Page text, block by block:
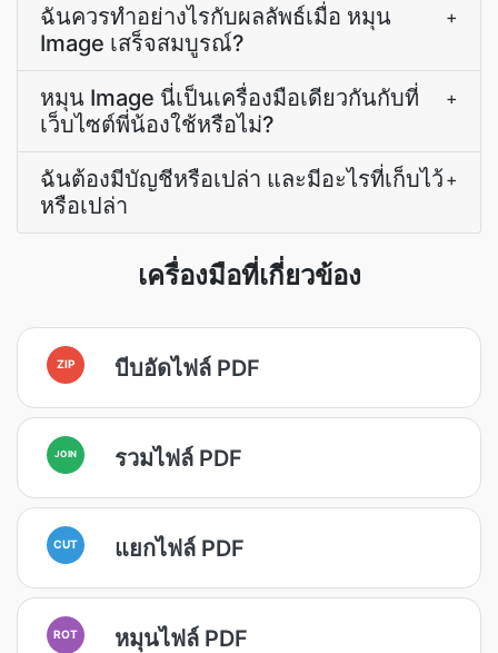
ฉันควรทำอย่างไรกับผลลัพธ์เมื่อ หมุน
Image เสร็จสมบูรณ์?
+
หมุน Image นี่เป็นเครื่องมือเดียวกันกับที่
เว็บไซต์พี่น้องใช้หรือไม่?
+
ฉันต้องมีบัญชีหรือเปล่า และมีอะไรที่เก็บไว้
หรือเปล่า
+
เครื่องมือที่เกี่ยวข้อง
ZIP บีบอัดไฟล์ PDF
JOIN รวมไฟล์ PDF
CUT แยกไฟล์ PDF
ROT หมุนไฟล์ PDF